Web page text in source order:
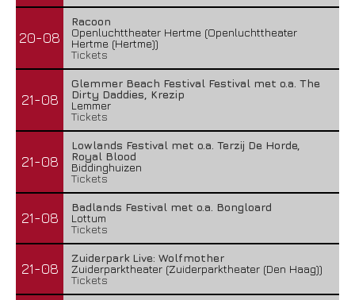
20-08
Racoon
Openluchttheater Hertme (Openluchttheater
Hertme (Hertme))
Tickets
21-08
Glemmer Beach Festival Festival met o.a. The
Dirty Daddies, Krezip
Lemmer
Tickets
21-08
Lowlands Festival met o.a. Terzij De Horde,
Royal Blood
Biddinghuizen
Tickets
21-08
Badlands Festival met o.a. Bongloard
Lottum
Tickets
21-08
Zuiderpark Live: Wolfmother
Zuiderparktheater (Zuiderparktheater (Den Haag))
Tickets